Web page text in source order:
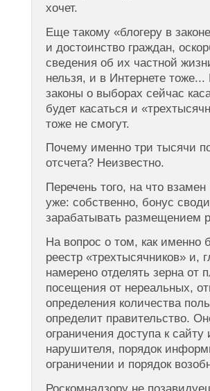
хочет.
Еще такому «блогеру в
и достоинство граждан,
сведения об их частной
нельзя, и в Интернете
законы о выборах сейчас
будет касаться и
тоже не смогут.
Почему именно три тысячи
отсчета? Неизвестно.
Перечень того, на что
уже: собственно, бонус
зарабатывать размещением
На вопрос о том, как именно
реестр «трехтысячников» и,
намерено отделять зерна от
посещения от нереальных,
определения количества
определит правительство.
ограничения доступа к
нарушителя, порядок
ограничении и порядок